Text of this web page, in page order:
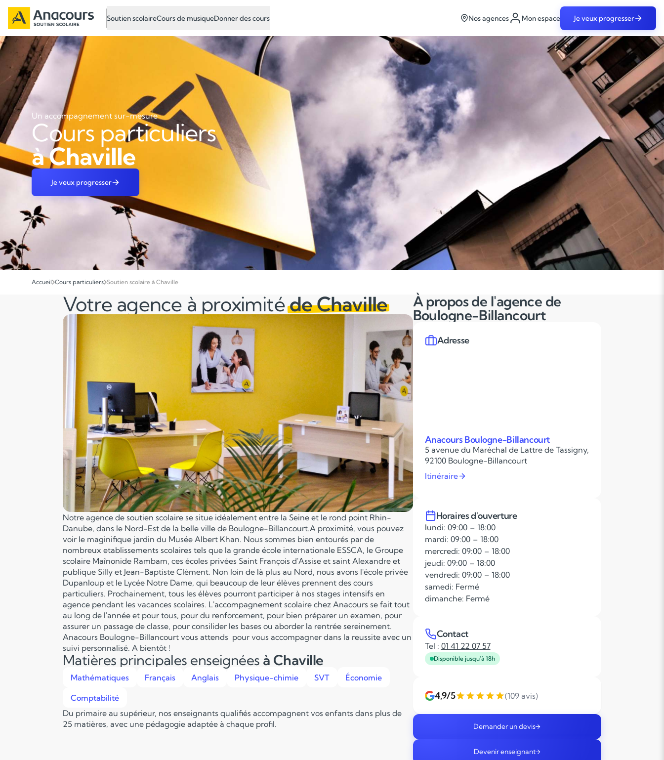
Soutien scolaireCours de musiqueDonner des cours Nos agences Mon espace Je veux progresser
Un accompagnement sur-mesure
Cours particuliers
à Chaville
Je veux progresser
Accueil Cours particuliers Soutien scolaire à Chaville
Votre agence à proximitéde Chaville
Notre agence de soutien scolaire se situe idéalement entre la Seine et le rond point Rhin-
Danube, dans le Nord-Est de la belle ville de Boulogne-Billancourt.A proximité, vous pouvez
voir le maginifique jardin du Musée Albert Khan. Nous sommes bien entourés par de
nombreux etablissements scolaires tels que la grande école internationale ESSCA, le Groupe
scolaire Maînonide Rambam, ces écoles privées Saint François d'Assise et saint Alexandre et
publique Silly et Jean-Baptiste Clément. Non loin de là plus au Nord, nous avons l'école privée
Dupanloup et le Lycée Notre Dame, qui beaucoup de leur élèves prennent des cours
particuliers. Prochainement, tous les élèves pourront participer à nos stages intensifs en
agence pendant les vacances scolaires. L'accompagnement scolaire chez Anacours se fait tout
au long de l'année et pour tous, pour du renforcement, pour bien préparer un examen, pour
assurer un passage de classe, pour consilider les bases ou aborder la rentrée sereinement.
Anacours Boulogne-Billancourt vous attends pour vous accompagner dans la reussite avec un
suivi personnalisé. A bientôt !
Matières principales enseignées à Chaville
Mathématiques Français Anglais Physique-chimie SVT Économie
Comptabilité
Du primaire au supérieur, nos enseignants qualifiés accompagnent vos enfants dans plus de
25 matières, avec une pédagogie adaptée à chaque profil.
À propos de l'agence de
Boulogne-Billancourt
Adresse
Anacours Boulogne-Billancourt
5 avenue du Maréchal de Lattre de Tassigny,
92100 Boulogne-Billancourt
Itinéraire
Horaires d'ouverture
lundi: 09:00 – 18:00
mardi: 09:00 – 18:00
mercredi: 09:00 – 18:00
jeudi: 09:00 – 18:00
vendredi: 09:00 – 18:00
samedi: Fermé
dimanche: Fermé
Contact
Tel : 01 41 22 07 57
Disponible jusqu'à 18h
4,9/5 (109 avis)
Demander un devis
Devenir enseignant